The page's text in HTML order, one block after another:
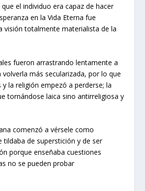
el individuo era capaz de hacer
en la Vida Eterna fue
visión totalmente materialista de la
fueron arrastrando lentamente a
volverla más secularizada, por lo que
la religión empezó a perderse; la
tornándose laica sino antirreligiosa y
comenzó a vérsele como
tildaba de superstición y de ser
porque enseñaba cuestiones
no se pueden probar